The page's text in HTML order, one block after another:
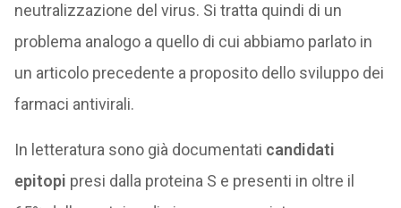
neutralizzazione del virus. Si tratta quindi di un
problema analogo a quello di cui abbiamo parlato in
un articolo precedente a proposito dello sviluppo dei
farmaci antivirali.
In letteratura sono già documentati candidati
epitopi presi dalla proteina S e presenti in oltre il